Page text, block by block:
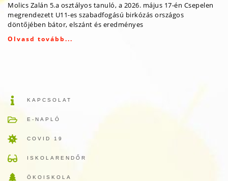
Molics Zalán 5.a osztályos tanuló, a 2026. május 17-én Csepelen
megrendezett U11-es szabadfogású birkózás országos
döntőjében bátor, elszánt és eredményes
Olvasd tovább...
KAPCSOLAT
E-NAPLÓ
COVID 19
ISKOLARENDŐR
ÖKOISKOLA